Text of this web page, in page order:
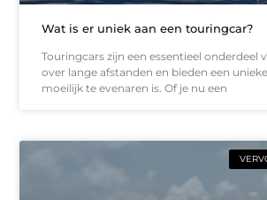
Wat is er uniek aan een touringcar?
Touringcars zijn een essentieel onderdeel
over lange afstanden en bieden een
moeilijk te evenaren is. Of je nu een